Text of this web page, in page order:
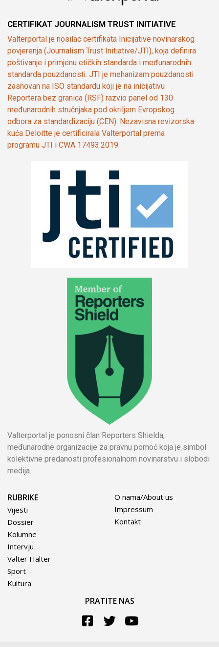
CERTIFIKAT JOURNALISM TRUST INITIATIVE
Valterportal je nosilac certifikata Inicijative novinarskog
povjerenja (Journalism Trust Initiative/JTI), koja definira
poštivanje i primjenu etičkih standarda i međunarodnih
standarda pouzdanosti. JTI je mehanizam pouzdanosti
zasnovan na ISO standardu koji je na inicijativu
Reportera bez granica (RSF) razvio panel od 130
međunarodnih stručnjaka pod okriljem Evropskog
odbora za standardizaciju (CEN). Nezavisna revizorska
kuća Deloitte je certificirala Valterportal prema
programu JTI i CWA 17493:2019.
Valterportal je ponosni član Reporters Shielda,
međunarodne organizacije za pravnu pomoć koja je simbol
kolektivne predanosti profesionalnom novinarstvu i slobodi
medija.
RUBRIKE
Vijesti
Dossier
Kolumne
Intervju
Valter Halter
Sport
Kultura
O nama/About us
Impressum
Kontakt
PRATITE NAS